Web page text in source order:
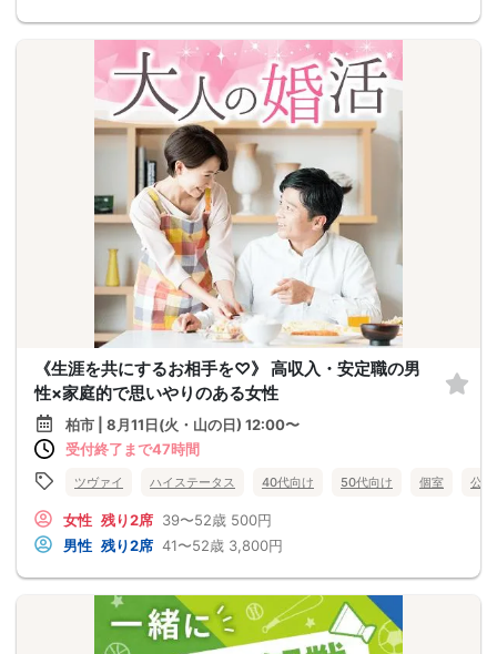
《生涯を共にするお相手を♡》 高収入・安定職の男
性×家庭的で思いやりのある女性
柏市 | 8月11日(火・山の日) 12:00〜
受付終了まで47時間
ツヴァイ ハイステータス 40代向け 50代向け 個室 公
女性 残り2席 39〜52歳 500円
男性 残り2席 41〜52歳 3,800円